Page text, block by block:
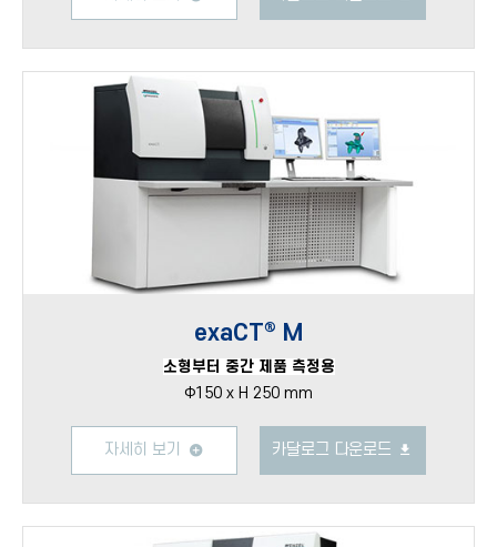
exaCT® M
소형부터 중간 제품 측정용
Φ150 x H 250 mm
자세히 보기 카달로그 다운로드